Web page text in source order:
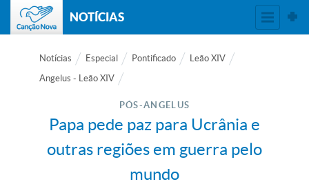
NOTÍCIAS
Notícias Especial Pontificado
Leão XIV
Angelus - Leão XIV
PÓS-ANGELUS
Papa pede paz para Ucrânia e
outras regiões em guerra pelo
mundo